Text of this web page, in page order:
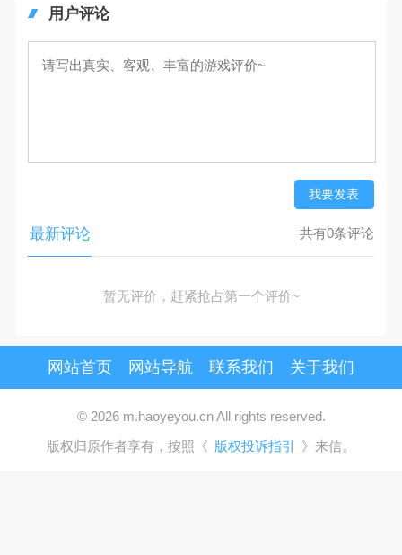
用户评论
我要发表
最新评论 共有0条评论
暂无评价，赶紧抢占第一个评价~
网站首页 网站导航 联系我们 关于我们
© 2026 m.haoyeyou.cn All rights reserved.
版权归原作者享有，按照《 版权投诉指引 》来信。